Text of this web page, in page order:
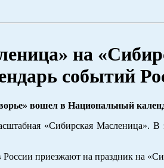
на
событий
вошел в Национальный
«Сибирская Масленица».
приезжают на праздник на